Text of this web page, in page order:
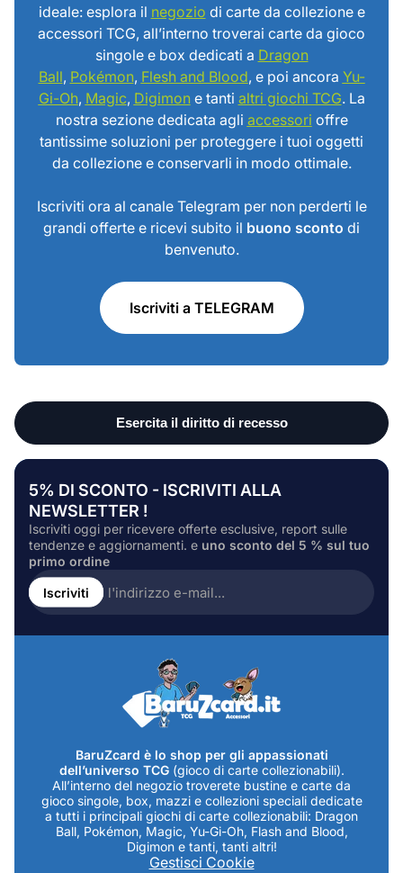
ideale: esplora il negozio di carte da collezione e
accessori TCG, all’interno troverai carte da gioco
singole e box dedicati a Dragon
Ball, Pokémon, Flesh and Blood, e poi ancora Yu-
Gi-Oh, Magic, Digimone tanti altri giochi TCG. La
nostra sezione dedicata agli accessori offre
tantissime soluzioni per proteggere i tuoi oggetti
da collezione e conservarli in modo ottimale.
Iscriviti ora al canale Telegram per non perderti le
grandi offerte e ricevi subito il buono sconto di
benvenuto.
Iscriviti a TELEGRAM
5% DI SCONTO - ISCRIVITI ALLA
NEWSLETTER !
Iscriviti oggi per ricevere offerte esclusive, report sulle
tendenze e aggiornamenti. e uno sconto del 5 % sul tuo
primo ordine
Inserire
l'indirizzo
e-
Iscriviti
BaruZcard è lo shop per gli appassionati
dell’universo TCG (gioco di carte collezionabili).
All’interno del negozio troverete bustine e carte da
gioco singole, box, mazzi e collezioni speciali dedicate
a tutti i principali giochi di carte collezionabili: Dragon
Ball, Pokémon, Magic, Yu-Gi-Oh, Flash and Blood,
Digimon e tanti, tanti altri!
Gestisci Cookie